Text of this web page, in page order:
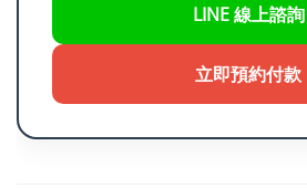
LINE 線上諮詢
立即預約付款